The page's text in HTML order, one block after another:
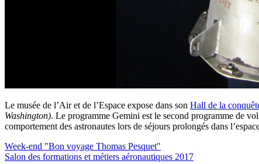
Le musée de l’Air et de l’Espace expose dans son Hall de la
Washington). Le programme Gemini est le second programme de
comportement des astronautes lors de séjours prolongés dans
Week-end "Bon voyage Thomas Pesquet"
Salon des formations et métiers aéronautiques 2017